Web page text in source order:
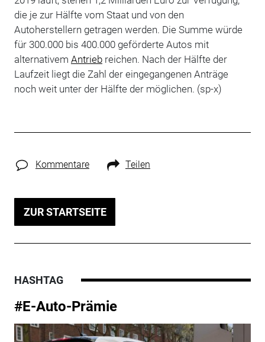
die je zur Hälfte vom Staat und von den
Autoherstellern getragen werden. Die Summe würde
für 300.000 bis 400.000 geförderte Autos mit
alternativem Antriebreichen. Nach der Hälfte der
Laufzeit liegt die Zahl der eingegangenen Anträge
noch weit unter der Hälfte der möglichen. (sp-x)
Kommentare Teilen
ZUR STARTSEITE
HASHTAG
#E-Auto-Prämie